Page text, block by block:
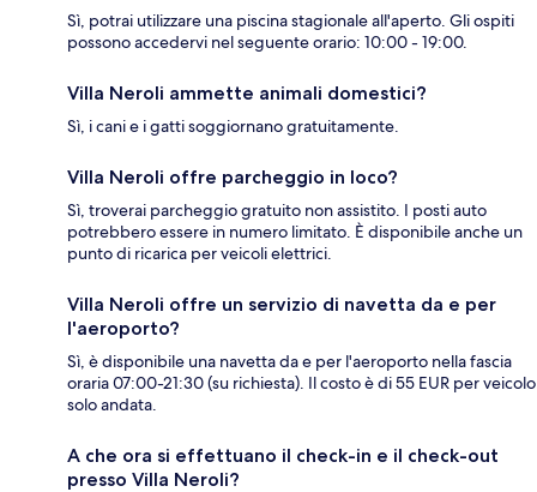
Sì, potrai utilizzare una piscina stagionale all'aperto. Gli ospiti
possono accedervi nel seguente orario: 10:00 - 19:00.
Villa Neroli ammette animali domestici?
Sì, i cani e i gatti soggiornano gratuitamente.
Villa Neroli offre parcheggio in loco?
Sì, troverai parcheggio gratuito non assistito. I posti auto
potrebbero essere in numero limitato. È disponibile anche un
punto di ricarica per veicoli elettrici.
Villa Neroli offre un servizio di navetta da e per
l'aeroporto?
Sì, è disponibile una navetta da e per l'aeroporto nella fascia
oraria 07:00-21:30 (su richiesta). Il costo è di 55 EUR per veicolo
solo andata.
A che ora si effettuano il check-in e il check-out
presso Villa Neroli?